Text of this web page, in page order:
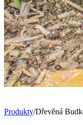
Produkty/Dřevěná